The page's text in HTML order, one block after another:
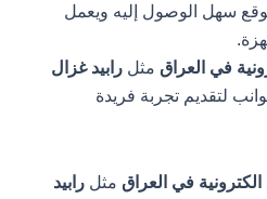
سهل الوصول إليه ويعمل
في العراق مثلرابيد غزال
لتقديم تجربة فريدة
في العراق مثلرابيد